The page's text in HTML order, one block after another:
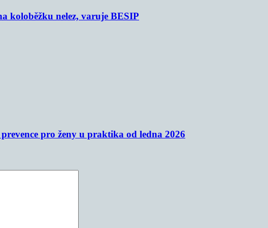
koloběžku nelez, varuje BESIP
pro ženy u praktika od ledna 2026